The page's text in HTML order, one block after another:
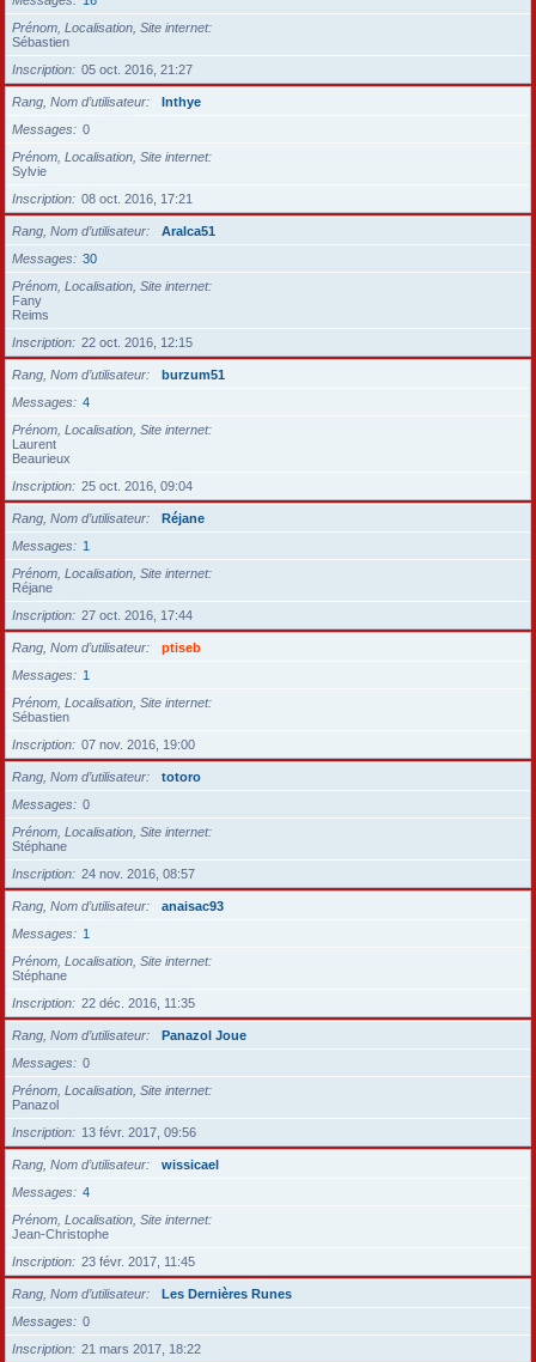
Prénom, Localisation, Site internet
Sébastien
Inscription
05 oct. 2016, 21:27
Rang, Nom d’utilisateur
Inthye
Messages
0
Prénom, Localisation, Site internet
Sylvie
Inscription
08 oct. 2016, 17:21
Rang, Nom d’utilisateur
Aralca51
Messages
30
Prénom, Localisation, Site internet
Fany
Reims
Inscription
22 oct. 2016, 12:15
Rang, Nom d’utilisateur
burzum51
Messages
4
Prénom, Localisation, Site internet
Laurent
Beaurieux
Inscription
25 oct. 2016, 09:04
Rang, Nom d’utilisateur
Réjane
Messages
1
Prénom, Localisation, Site internet
Réjane
Inscription
27 oct. 2016, 17:44
Rang, Nom d’utilisateur
ptiseb
Messages
1
Prénom, Localisation, Site internet
Sébastien
Inscription
07 nov. 2016, 19:00
Rang, Nom d’utilisateur
totoro
Messages
0
Prénom, Localisation, Site internet
Stéphane
Inscription
24 nov. 2016, 08:57
Rang, Nom d’utilisateur
anaisac93
Messages
1
Prénom, Localisation, Site internet
Stéphane
Inscription
22 déc. 2016, 11:35
Rang, Nom d’utilisateur
Panazol Joue
Messages
0
Prénom, Localisation, Site internet
Panazol
Inscription
13 févr. 2017, 09:56
Rang, Nom d’utilisateur
wissicael
Messages
4
Prénom, Localisation, Site internet
Jean-Christophe
Inscription
23 févr. 2017, 11:45
Rang, Nom d’utilisateur
Les Dernières Runes
Messages
0
Inscription
21 mars 2017, 18:22